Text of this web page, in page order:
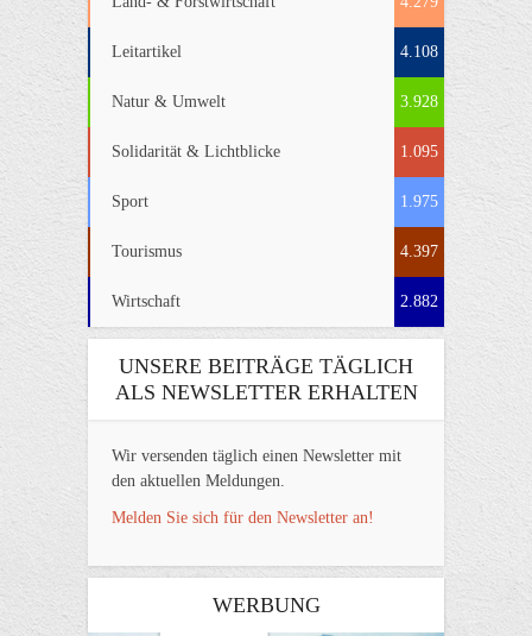
Leitartikel 4.108
Natur & Umwelt 3.928
Solidarität & Lichtblicke 1.095
Sport 1.975
Tourismus 4.397
Wirtschaft 2.882
UNSERE BEITRÄGE TÄGLICH
ALS NEWSLETTER ERHALTEN
Wir versenden täglich einen Newsletter mit
den aktuellen Meldungen.
Melden Sie sich für den Newsletter an!
WERBUNG